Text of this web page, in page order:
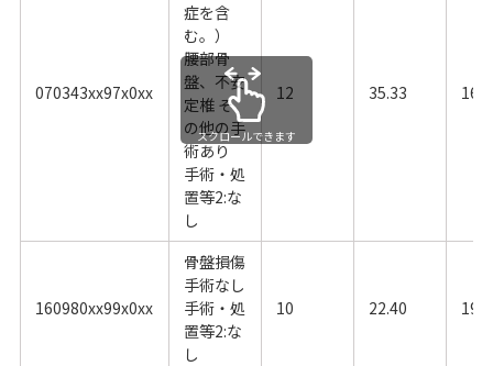
070343xx97x0xx
症を含
む。）
腰部骨
盤、不安
定椎 そ
の他の手
術あり
手術・処
置等2:な
し
12 35.33
160980xx99x0xx
骨盤損傷
手術なし
手術・処
置等2:な
し
10 22.40
スクロールできます